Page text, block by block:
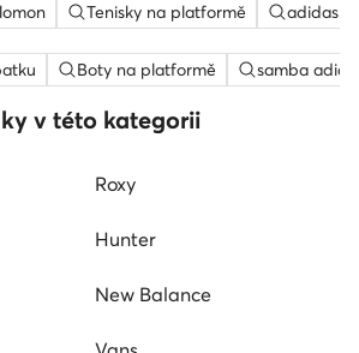
Tenisky na platformě adidas
Boty na platformě samba
v této kategorii
Roxy
Hunter
New Balance